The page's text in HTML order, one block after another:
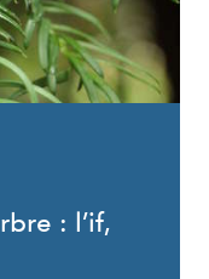
: l’if,